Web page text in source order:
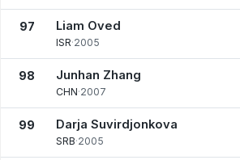
97 Liam Oved
ISR·2005
98 Junhan Zhang
CHN·2007
99 Darja Suvirdjonkova
SRB·2005